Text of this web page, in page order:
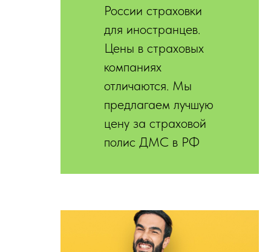
России страховки
для иностранцев.
Цены в страховых
компаниях
отличаются. Мы
предлагаем лучшую
цену за страховой
полис ДМС в РФ